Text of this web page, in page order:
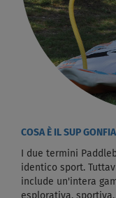
COSA È IL SUP
I due termini
identico sport.
include un'intera
esplorativa,